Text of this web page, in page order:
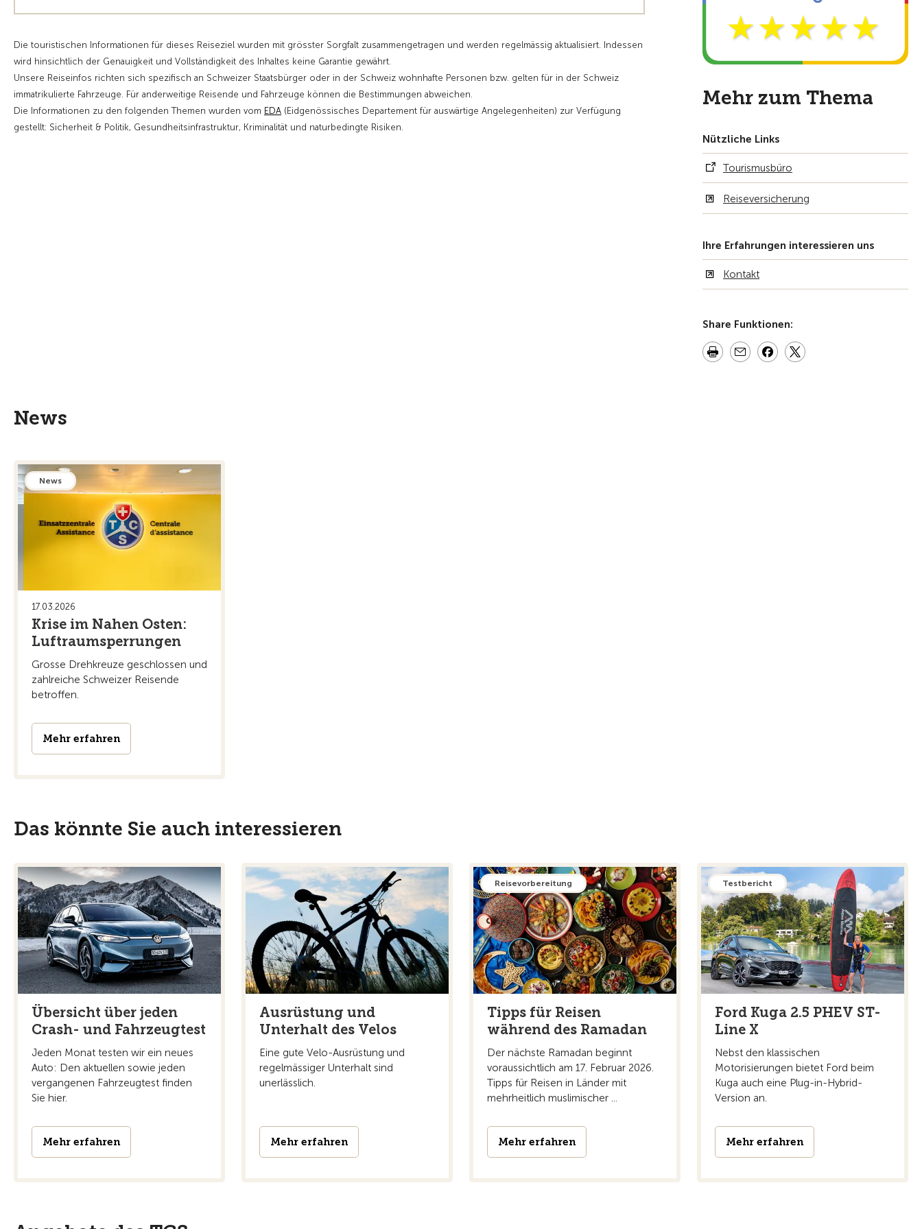
Die touristischen Informationen für dieses Reiseziel wurden mit grösster Sorgfalt zusammengetragen und werden regelmässig aktualisiert. Indessen
wird hinsichtlich der Genauigkeit und Vollständigkeit des Inhaltes keine Garantie gewährt.
Unsere Reiseinfos richten sich spezifisch an Schweizer Staatsbürger oder in der Schweiz wohnhafte Personen bzw. gelten für in der Schweiz
immatrikulierte Fahrzeuge. Für anderweitige Reisende und Fahrzeuge können die Bestimmungen abweichen.
Die Informationen zu den folgenden Themen wurden vom EDA (Eidgenössisches Departement für auswärtige Angelegenheiten) zur Verfügung
gestellt: Sicherheit & Politik, Gesundheitsinfrastruktur, Kriminalität und naturbedingte Risiken.
Mehr zum Thema
Nützliche Links
Tourismusbüro
Reiseversicherung
Ihre Erfahrungen interessieren uns
Kontakt
Share Funktionen:
News
News
17.03.2026
Krise im Nahen Osten:
Luftraumsperrungen
Grosse Drehkreuze geschlossen und
zahlreiche Schweizer Reisende
betroffen.
Mehr erfahren
Das könnte Sie auch interessieren
Übersicht über jeden
Crash- und Fahrzeugtest
Jeden Monat testen wir ein neues
Auto: Den aktuellen sowie jeden
vergangenen Fahrzeugtest finden
Sie hier.
Mehr erfahren
Ausrüstung und
Unterhalt des Velos
Eine gute Velo-Ausrüstung und
regelmässiger Unterhalt sind
unerlässlich.
Mehr erfahren
Reisevorbereitung
Tipps für Reisen
während des Ramadan
Der nächste Ramadan beginnt
voraussichtlich am 17. Februar 2026.
Tipps für Reisen in Länder mit
mehrheitlich muslimischer ...
Mehr erfahren
Testbericht
Ford Kuga 2.5 PHEV ST-
Line X
Nebst den klassischen
Motorisierungen bietet Ford beim
Kuga auch eine Plug-in-Hybrid-
Version an.
Mehr erfahren